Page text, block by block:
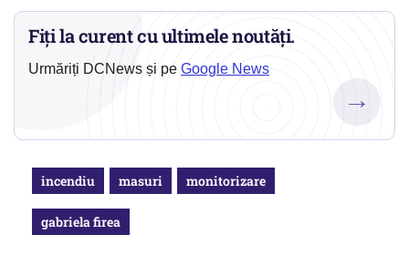
Fiți la curent cu ultimele noutăți.
Urmăriți DCNews și pe Google News
→
incendiu masuri monitorizare
gabriela firea